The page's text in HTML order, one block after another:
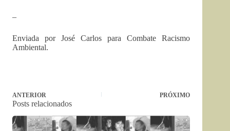
–
Enviada por José Carlos para Combate Racismo
Ambiental.
ANTERIOR PRÓXIMO
Posts relacionados